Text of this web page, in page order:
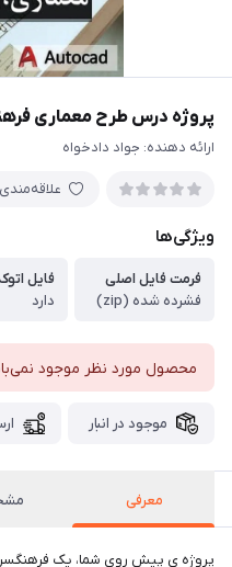
پروژه درس طرح معماری
ارائه دهنده: جواد دادخواه
علاقه‌مندی
ویژگی‌ها
فرمت فایل اصلی
فشرده شده (zip)
فایل
دارد
محصول مورد نظر موجود
موجود در انبار
معرفی
پروژه ی پیش روی شما، یک